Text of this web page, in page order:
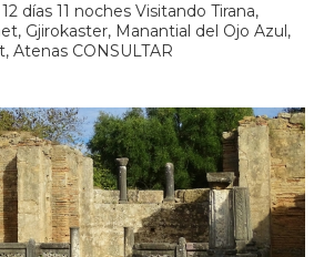
días 11 noches Visitando Tirana,
Gjirokaster, Manantial del Ojo Azul,
Atenas CONSULTAR